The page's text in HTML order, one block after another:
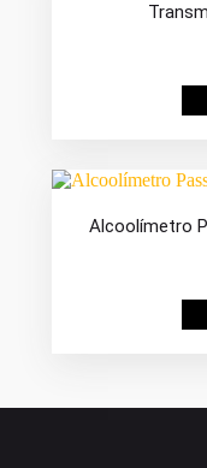
Alcoolímetro